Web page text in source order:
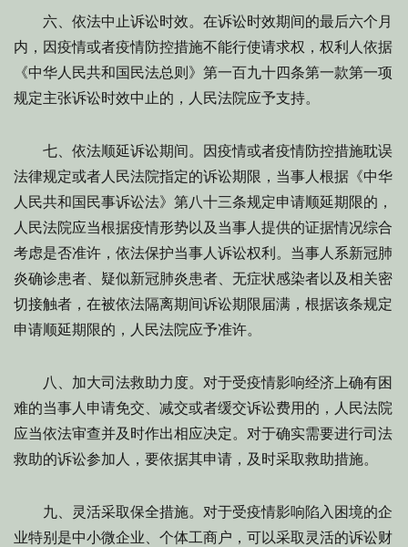
六、依法中止诉讼时效。在诉讼时效期间的最后六个月
内，因疫情或者疫情防控措施不能行使请求权，权利人依据
《中华人民共和国民法总则》第一百九十四条第一款第一项
规定主张诉讼时效中止的，人民法院应予支持。
七、依法顺延诉讼期间。因疫情或者疫情防控措施耽误
法律规定或者人民法院指定的诉讼期限，当事人根据《中华
人民共和国民事诉讼法》第八十三条规定申请顺延期限的，
人民法院应当根据疫情形势以及当事人提供的证据情况综合
考虑是否准许，依法保护当事人诉讼权利。当事人系新冠肺
炎确诊患者、疑似新冠肺炎患者、无症状感染者以及相关密
切接触者，在被依法隔离期间诉讼期限届满，根据该条规定
申请顺延期限的，人民法院应予准许。
八、加大司法救助力度。对于受疫情影响经济上确有困
难的当事人申请免交、减交或者缓交诉讼费用的，人民法院
应当依法审查并及时作出相应决定。对于确实需要进行司法
救助的诉讼参加人，要依据其申请，及时采取救助措施。
九、灵活采取保全措施。对于受疫情影响陷入困境的企
业特别是中小微企业、个体工商户，可以采取灵活的诉讼财